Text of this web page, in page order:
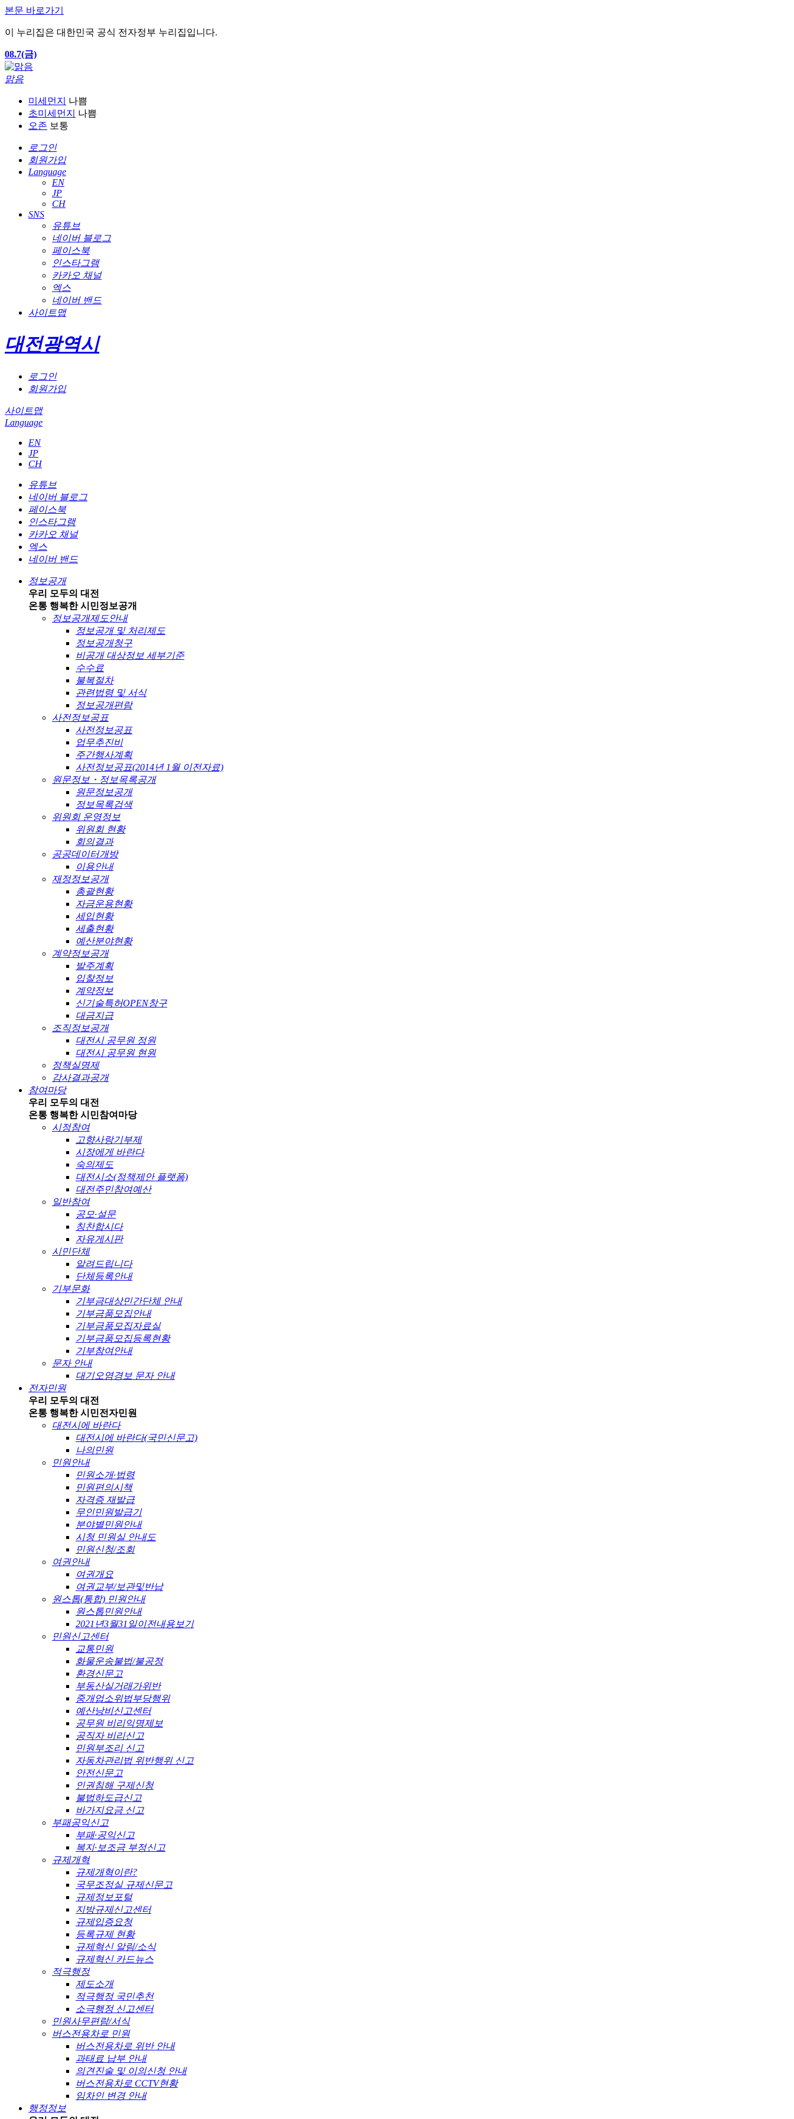
본문 바로가기
이 누리집은 대한민국 공식 전자정부 누리집입니다.
08.7(금)
맑음
미세먼지
나쁨
초미세먼지
나쁨
오존 보통
로그인
회원가입
Language
EN
JP
CH
SNS
유튜브
네이버 블로그
페이스북
인스타그램
카카오 채널
엑스
네이버 밴드
사이트맵
대전광역시
로그인
회원가입
사이트맵
Language
EN
JP
CH
유튜브
네이버 블로그
페이스북
인스타그램
카카오 채널
엑스
네이버 밴드
정보공개
우리 모두의 대전
온통 행복한 시민정보공개
정보공개제도안내
정보공개 및 처리제도
정보공개청구
비공개 대상정보 세부기준
수수료
불복절차
관련법령 및 서식
정보공개편람
사전정보공표
사전정보공표
업무추진비
주간행사계획
사전정보공표(2014년 1월 이전자료)
원문정보・정보목록공개
원문정보공개
정보목록검색
위원회 운영정보
위원회 현황
회의결과
공공데이터개방
이용안내
재정정보공개
총괄현황
자금운용현황
세입현황
세출현황
예산분야현황
계약정보공개
발주계획
입찰정보
계약정보
신기술특허OPEN창구
대금지급
조직정보공개
대전시 공무원 정원
대전시 공무원 현원
정책실명제
감사결과공개
참여마당
우리 모두의 대전
온통 행복한 시민참여마당
시정참여
고향사랑기부제
시장에게 바란다
숙의제도
대전시소(정책제안 플랫폼)
대전주민참여예산
일반참여
공모·설문
칭찬합시다
자유게시판
시민단체
알려드립니다
단체등록안내
기부문화
기부금대상민간단체 안내
기부금품모집안내
기부금품모집자료실
기부금품모집등록현황
기부참여안내
문자 안내
대기오염경보 문자 안내
전자민원
우리 모두의 대전
온통 행복한 시민전자민원
대전시에 바란다
대전시에 바란다(국민신문고)
나의민원
민원안내
민원소개·법령
민원편의시책
자격증 재발급
무인민원발급기
분야별민원안내
시청 민원실 안내도
민원신청/조회
여권안내
여권개요
여권교부/보관및반납
원스톱(통합) 민원안내
원스톱민원안내
2021년3월31일이전내용보기
민원신고센터
교통민원
화물운송불법/불공정
환경신문고
부동산실거래가위반
중개업소위법부당행위
예산낭비신고센터
공무원 비리익명제보
공직자 비리신고
민원부조리 신고
자동차관리법 위반행위 신고
안전신문고
인권침해 구제신청
불법하도급신고
바가지요금 신고
부패공익신고
부패·공익신고
복지·보조금 부정신고
규제개혁
규제개혁이란?
국무조정실 규제신문고
규제정보포털
지방규제신고센터
규제입증요청
등록규제 현황
규제혁신 알림/소식
규제혁신 카드뉴스
적극행정
제도소개
적극행정 국민추천
소극행정 신고센터
민원사무편람/서식
버스전용차로 민원
버스전용차로 위반 안내
과태료 납부 안내
의견진술 및 이의신청 안내
버스전용차로 CCTV현황
임차인 변경 안내
행정정보